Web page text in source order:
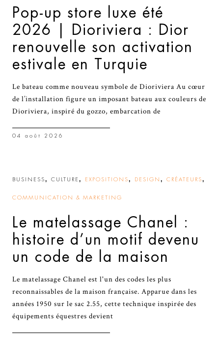
Pop-up store luxe été
2026 | Dioriviera : Dior
renouvelle son activation
estivale en Turquie
Le bateau comme nouveau symbole de Dioriviera Au cœur
de l’installation figure un imposant bateau aux couleurs de
Dioriviera, inspiré du gozzo, embarcation de
04 août 2026
BUSINESS, CULTURE , EXPOSITIONS, DESIGN , CRÉATEURS,
COMMUNICATION & MARKETING
Le matelassage Chanel :
histoire d’un motif devenu
un code de la maison
Le matelassage Chanel est l'un des codes les plus
reconnaissables de la maison française. Apparue dans les
années 1950 sur le sac 2.55, cette technique inspirée des
équipements équestres devient